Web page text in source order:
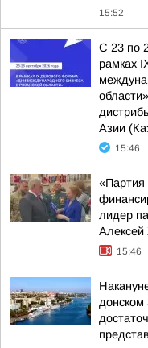
15:52
С 23 по
рамках
Азии
15:46
«Партия
лидер
15:46